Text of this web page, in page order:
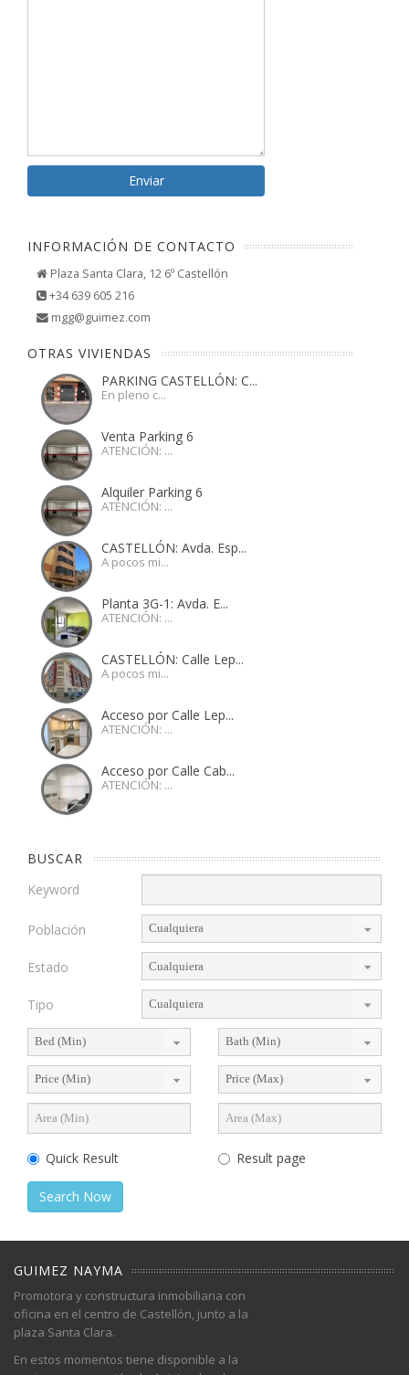
INFORMACIÓN DE CONTACTO
Plaza Santa Clara, 12 6º Castellón
+34 639 605 216
mgg@guimez.com
OTRAS VIVIENDAS
PARKING CASTELLÓN: C...
En pleno c...
Venta Parking 6
ATENCIÓN: ...
Alquiler Parking 6
ATENCIÓN: ...
CASTELLÓN: Avda. Esp...
A pocos mi...
Planta 3G-1: Avda. E...
ATENCIÓN: ...
CASTELLÓN: Calle Lep...
A pocos mi...
Acceso por Calle Lep...
ATENCIÓN: ...
Acceso por Calle Cab...
ATENCIÓN: ...
BUSCAR
Keyword
Población
Estado
Tipo
Quick Result Result page
Search Now
GUIMEZ NAYMA
Promotora y constructura inmobiliaria con
oficina en el centro de Castellón, junto a la
plaza Santa Clara.
En estos momentos tiene disponible a la